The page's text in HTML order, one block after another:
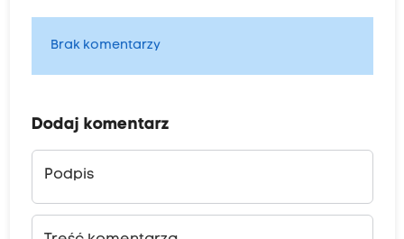
Brak komentarzy
Dodaj komentarz
Podpis